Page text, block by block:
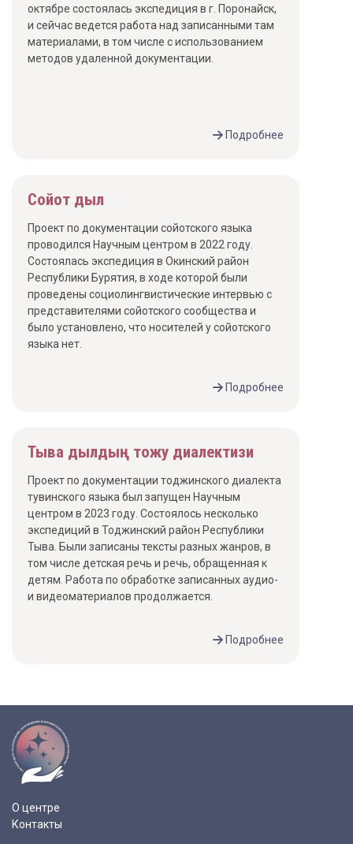
октябре состоялась экспедиция в г. Поронайск,
и сейчас ведется работа над записанными там
материалами, в том числе с использованием
методов удаленной документации.
Подробнее
Сойот дыл
Проект по документации сойотского языка
проводился Научным центром в 2022 году.
Состоялась экспедиция в Окинский район
Республики Бурятия, в ходе которой были
проведены социолингвистические интервью с
представителями сойотского сообщества и
было установлено, что носителей у сойотского
языка нет.
Подробнее
Тыва дылдың тожу диалектизи
Проект по документации тоджинского диалекта
тувинского языка был запущен Научным
центром в 2023 году. Состоялось несколько
экспедиций в Тоджинский район Республики
Тыва. Были записаны тексты разных жанров, в
том числе детская речь и речь, обращенная к
детям. Работа по обработке записанных аудио-
и видеоматериалов продолжается.
Подробнее
О центре
Контакты